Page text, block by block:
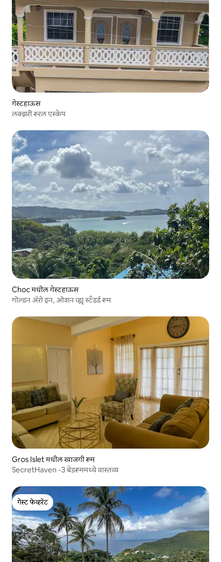
गेस्टहाऊस
लक्झरी रूरल एस्केप
Choc मधील गेस्टहाऊस
गोल्डन ॲरो इन, ओशन व्ह्यू स्टँडर्ड रूम
Gros Islet मधील खाजगी रूम
SecretHaven -3 बेडरूममध्ये वास्तव्य
गेस्ट फेव्हरेट
गेस्ट फेव्हरेट